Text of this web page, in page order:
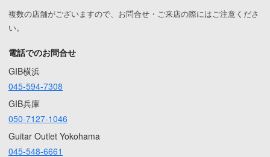
複数の店舗がございますので、お問合せ・ご来店の際にはご注意くださ
い。
電話でのお問合せ
GIB横浜
045-594-7308
GIB兵庫
050-7127-1046
Guitar Outlet Yokohama
045-548-6661